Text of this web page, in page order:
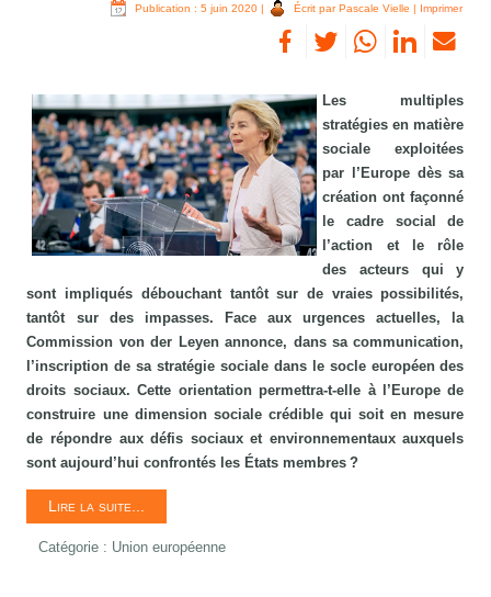
Publication : 5 juin 2020 | Écrit par Pascale Vielle | Imprimer
Les multiples
stratégies en matière
sociale exploitées
par l’Europe dès sa
création ont façonné
le cadre social de
l’action et le rôle
des acteurs qui y
sont impliqués débouchant tantôt sur de vraies possibilités,
tantôt sur des impasses. Face aux urgences actuelles, la
Commission von der Leyen annonce, dans sa communication,
l’inscription de sa stratégie sociale dans le socle européen des
droits sociaux. Cette orientation permettra-t-elle à l’Europe de
construire une dimension sociale crédible qui soit en mesure
de répondre aux défis sociaux et environnementaux auxquels
sont aujourd’hui confrontés les États membres ?
Lire la suite...
Catégorie : Union européenne